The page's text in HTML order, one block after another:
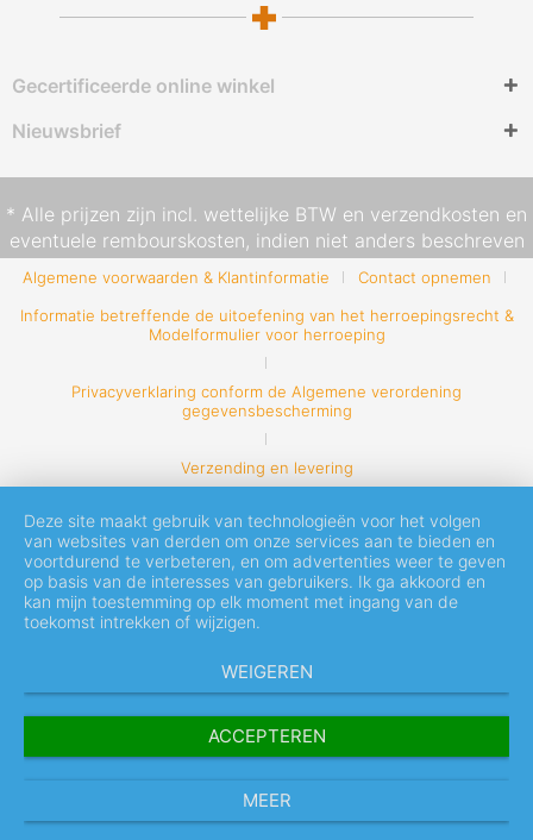
Gecertificeerde online winkel
Nieuwsbrief
* Alle prijzen zijn incl. wettelijke BTW en verzendkosten en
eventuele rembourskosten, indien niet anders beschreven
Algemene voorwaarden & Klantinformatie
Contact opnemen
Informatie betreffende de uitoefening van het herroepingsrecht &
Modelformulier voor herroeping
Privacyverklaring conform de Algemene verordening
gegevensbescherming
Verzending en levering
Deze site maakt gebruik van technologieën voor het volgen
van websites van derden om onze services aan te bieden en
voortdurend te verbeteren, en om advertenties weer te geven
op basis van de interesses van gebruikers. Ik ga akkoord en
kan mijn toestemming op elk moment met ingang van de
toekomst intrekken of wijzigen.
WEIGEREN
ACCEPTEREN
MEER